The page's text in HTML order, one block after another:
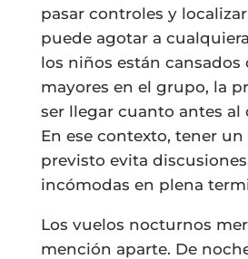
pasar controles y
puede agotar a
los niños están cansados
mayores en el grupo, la
ser llegar cuanto antes al
En ese contexto, tener un
previsto evita
incómodas en plena
Los vuelos nocturnos
mención aparte. De